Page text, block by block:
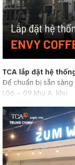
TCA lắp đặt hệ
Để chuẩn bị sẵn
L06 – 09 khu A, khu